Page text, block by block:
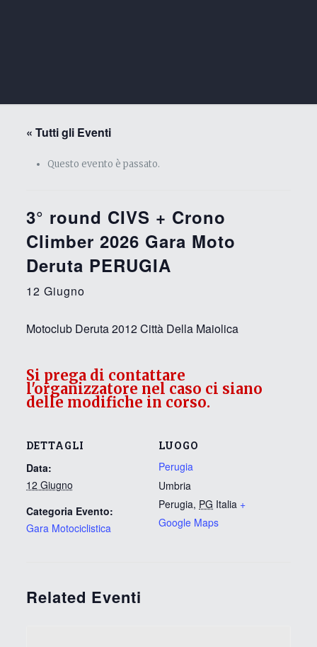
« Tutti gli Eventi
Questo evento è passato.
3° round CIVS + Crono
Climber 2026 Gara Moto
Deruta PERUGIA
12 Giugno
Motoclub Deruta 2012 Città Della Maiolica
DETTAGLI
Data:
12 Giugno
Categoria Evento:
Gara Motociclistica
LUOGO
Perugia
Umbria
Perugia, PG Italia +
Google Maps
Related Eventi
Si prega di contattare
l'organizzatore nel caso ci siano
delle modifiche in corso.